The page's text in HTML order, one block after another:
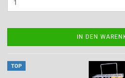
IN DEN
TOP